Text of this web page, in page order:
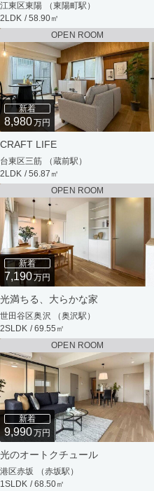
江東区東陽 （東陽町駅）
2LDK / 58.90㎡
OPEN ROOM
新着
8,980万円
CRAFT LIFE
台東区三筋 （蔵前駅）
2LDK / 56.87㎡
OPEN ROOM
新着
7,190万円
光満ちる、大らかな家
世田谷区奥沢 （奥沢駅）
2SLDK / 69.55㎡
OPEN ROOM
新着
9,990万円
光のオートクチュール
港区赤坂 （赤坂駅）
1SLDK / 68.50㎡